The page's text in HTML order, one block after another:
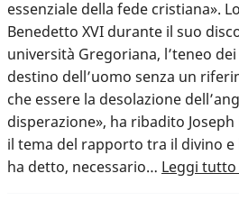
essenziale della fede cristiana».
Benedetto XVI durante il suo
università Gregoriana, l’teneo
destino dell’uomo senza un
che essere la desolazione
disperazione», ha ribadito
il tema del rapporto tra il divino
ha detto, necessario… Leggi tutto